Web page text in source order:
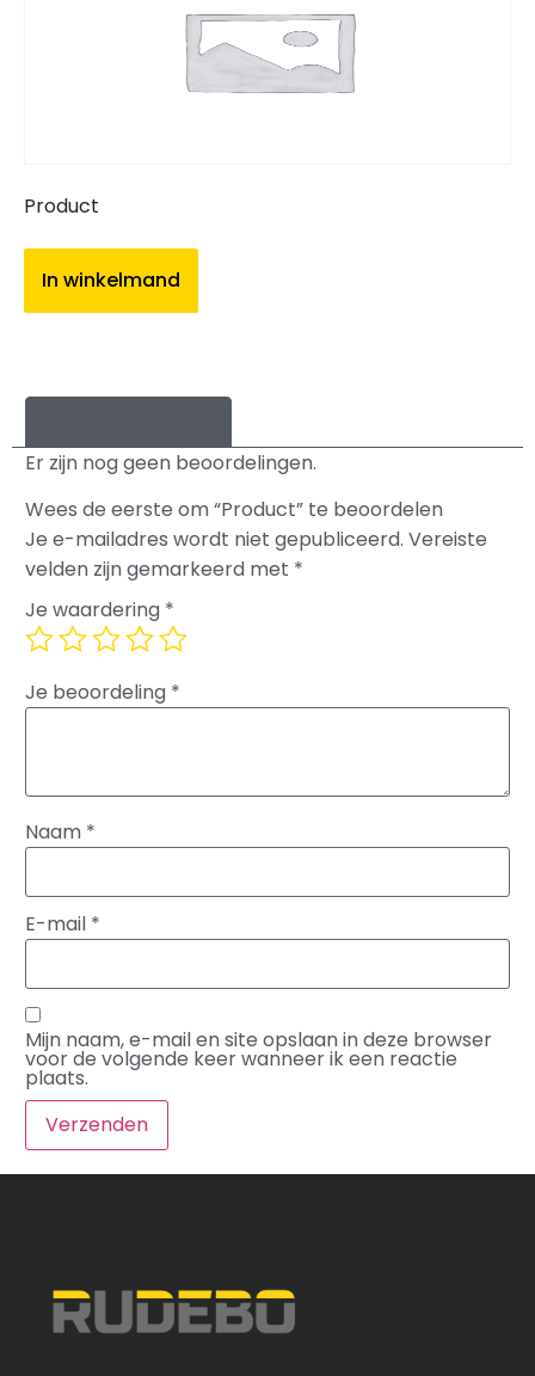
Product
In winkelmand
Er zijn nog geen beoordelingen.
Wees de eerste om “Product” te beoordelen
Je e-mailadres wordt niet gepubliceerd. Vereiste
velden zijn gemarkeerd met *
Je waardering *
Je beoordeling *
Naam *
E-mail *
Mijn naam, e-mail en site opslaan in deze browser
voor de volgende keer wanneer ik een reactie
plaats.